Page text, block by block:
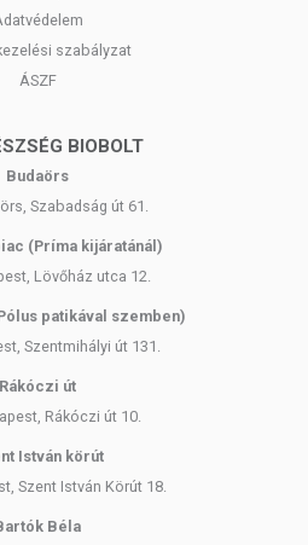
szabályzat
ÁSZF
BIOBOLT
Budaörs
Szabadság út 61.
(Príma kijáratánál)
Lövőház utca 12.
patikával szemben)
Szentmihályi út 131.
Rákóczi út
Rákóczi út 10.
István körút
Szent István Körút 18.
Béla